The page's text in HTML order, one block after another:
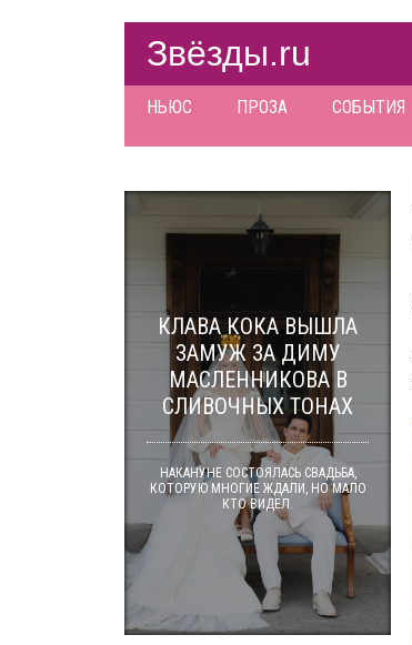
Звёзды.ru
НЬЮС ПРОЗА СОБЫТИЯ
КЛАВА КОКА ВЫШЛА
ЗАМУЖ ЗА ДИМУ
МАСЛЕННИКОВА В
СЛИВОЧНЫХ ТОНАХ
НАКАНУНЕ СОСТОЯЛАСЬ СВАДЬБА,
КОТОРУЮ МНОГИЕ ЖДАЛИ, НО МАЛО
КТО ВИДЕЛ.